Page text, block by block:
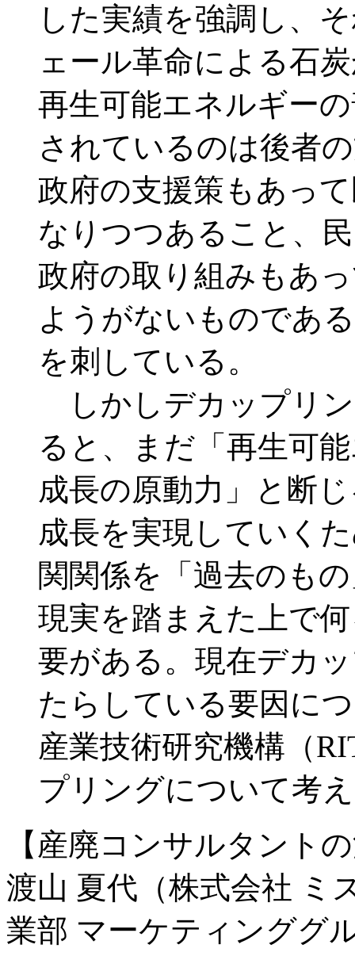
した実績を強調し、
ェール革命による石
再生可能エネルギー
されているのは後者
政府の支援策もあっ
なりつつあること、
政府の取り組みもあ
ようがないものであ
を刺している。
しかしデカップリ
ると、まだ「再生可
成長の原動力」と断
成長を実現していく
関関係を「過去のも
現実を踏まえた上で
要がある。現在デカ
たらしている要因に
産業技術研究機構（
プリングについて考
【産廃コンサルタント
渡山 夏代（株式会社 ミ
業部 マーケティンググ